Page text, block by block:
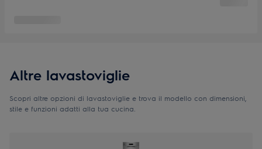
Altre lavastoviglie
Scopri altre opzioni di lavastoviglie e trova il modello con dimensioni,
stile e funzioni adatti alla tua cucina.